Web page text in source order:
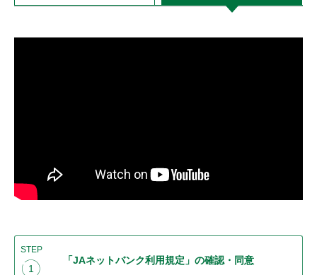
STEP
1
「JAネットバンク利用規定」の確認・同意